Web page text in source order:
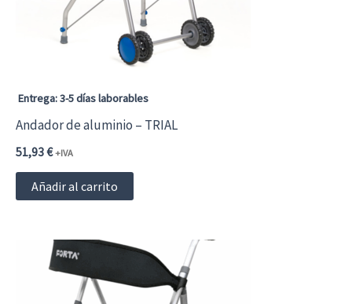
elegir
en
de
Entrega: 3-5 días laborables
Andador de aluminio – TRIAL
51,93€ +IVA
Añadir al carrito